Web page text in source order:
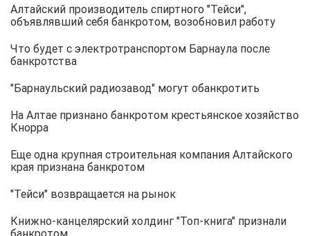
Алтайский производитель спиртного "Тейси",
объявлявший себя банкротом, возобновил работу
Что будет с электротранспортом Барнаула после
банкротства
"Барнаульский радиозавод" могут обанкротить
На Алтае признано банкротом крестьянское хозяйство
Кнорра
Еще одна крупная строительная компания Алтайского
края признана банкротом
"Тейси" возвращается на рынок
Книжно-канцелярский холдинг "Топ-книга" признали
банкротом